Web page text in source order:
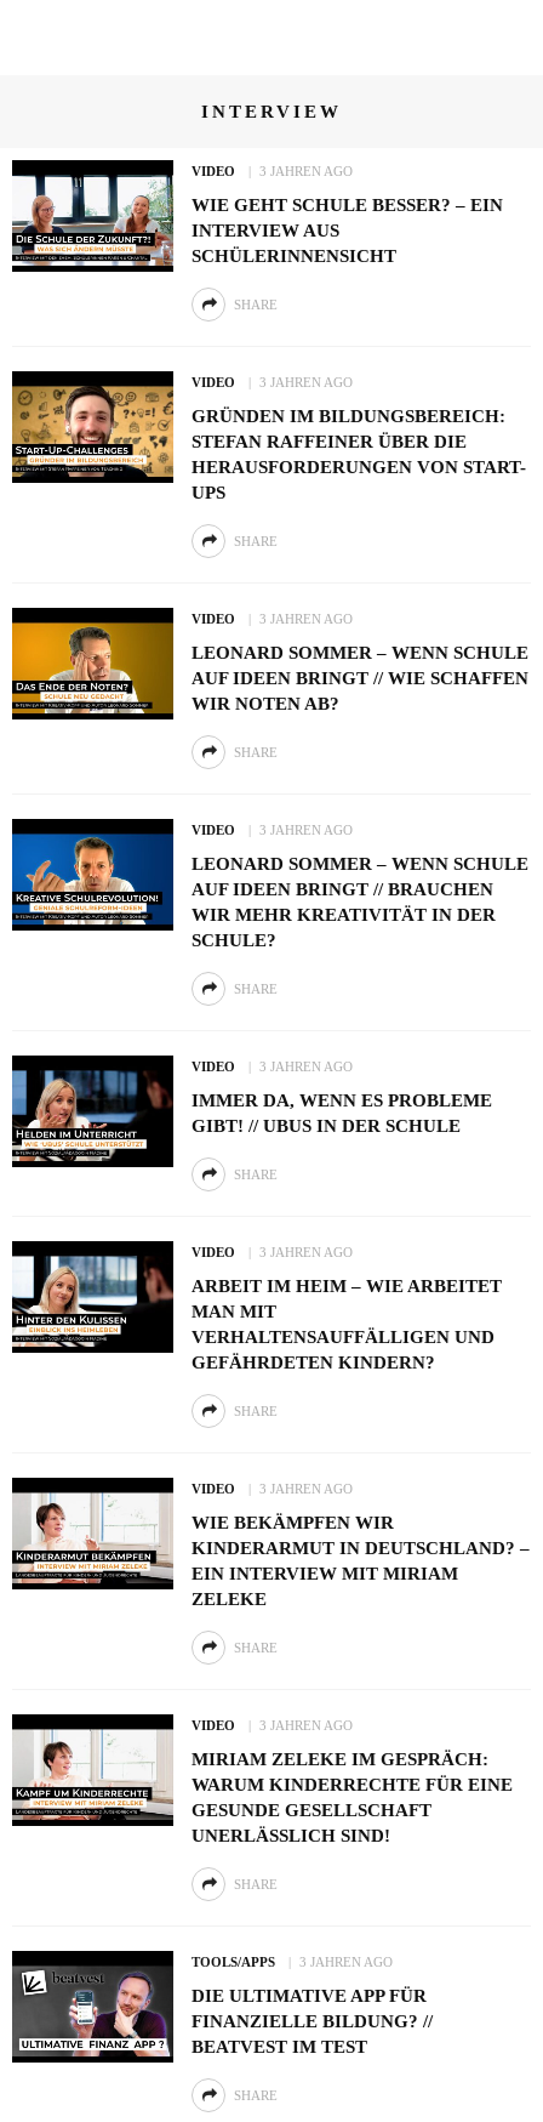
INTERVIEW
VIDEO 3 JAHREN AGO
WIE GEHT SCHULE BESSER? – EIN
INTERVIEW AUS
SCHÜLERINNENSICHT
SHARE
VIDEO 3 JAHREN AGO
GRÜNDEN IM BILDUNGSBEREICH:
STEFAN RAFFEINER ÜBER DIE
HERAUSFORDERUNGEN VON START-
UPS
SHARE
VIDEO 3 JAHREN AGO
LEONARD SOMMER – WENN SCHULE
AUF IDEEN BRINGT // WIE SCHAFFEN
WIR NOTEN AB?
SHARE
VIDEO 3 JAHREN AGO
LEONARD SOMMER – WENN SCHULE
AUF IDEEN BRINGT // BRAUCHEN
WIR MEHR KREATIVITÄT IN DER
SCHULE?
SHARE
VIDEO 3 JAHREN AGO
IMMER DA, WENN ES PROBLEME
GIBT! // UBUS IN DER SCHULE
SHARE
VIDEO 3 JAHREN AGO
ARBEIT IM HEIM – WIE ARBEITET
MAN MIT
VERHALTENSAUFFÄLLIGEN UND
GEFÄHRDETEN KINDERN?
SHARE
VIDEO 3 JAHREN AGO
WIE BEKÄMPFEN WIR
KINDERARMUT IN DEUTSCHLAND? –
EIN INTERVIEW MIT MIRIAM
ZELEKE
SHARE
VIDEO 3 JAHREN AGO
MIRIAM ZELEKE IM GESPRÄCH:
WARUM KINDERRECHTE FÜR EINE
GESUNDE GESELLSCHAFT
UNERLÄSSLICH SIND!
SHARE
TOOLS/APPS 3 JAHREN AGO
DIE ULTIMATIVE APP FÜR
FINANZIELLE BILDUNG? //
BEATVEST IM TEST
SHARE